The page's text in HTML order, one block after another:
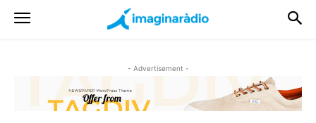
- Advertisement -